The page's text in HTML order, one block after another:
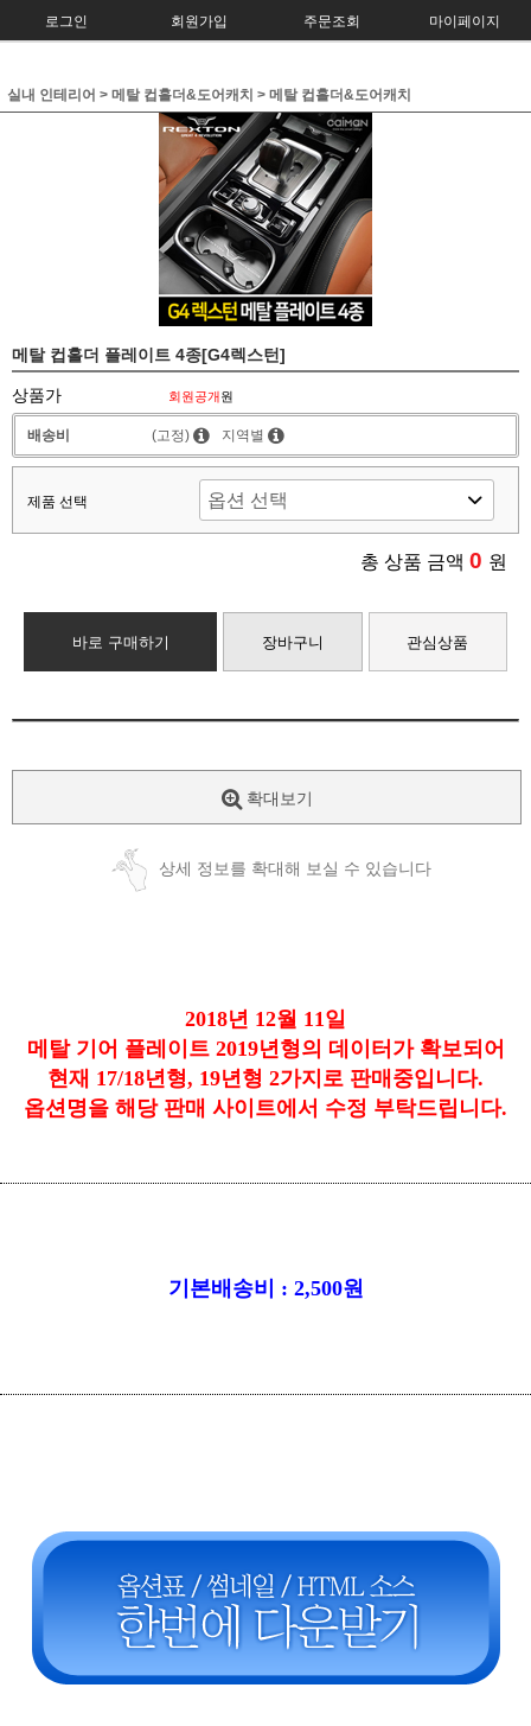
로그인 회원가입 주문조회 마이페이지
실내 인테리어 > 메탈 컵홀더&도어캐치 > 메탈 컵홀더&도어캐치
메탈 컵홀더 플레이트 4종[G4렉스턴]
상품가 회원공개원
배송비 (고정) 지역별
제품 선택
총 상품 금액 0 원
바로 구매하기 장바구니 관심상품
확대보기
상세 정보를 확대해 보실 수 있습니다
2018년 12월 11일
메탈 기어 플레이트 2019년형의 데이터가 확보되어
현재 17/18년형, 19년형 2가지로 판매중입니다.
옵션명을 해당 판매 사이트에서 수정 부탁드립니다.
기본배송비 : 2,500원